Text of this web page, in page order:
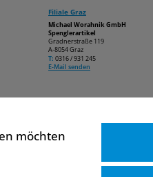
Filiale Graz
Michael Worahnik GmbH
Spenglerartikel
Gradnerstraße 119
A-8054 Graz
T: 0316 / 931 245
E-Mail senden
möchten